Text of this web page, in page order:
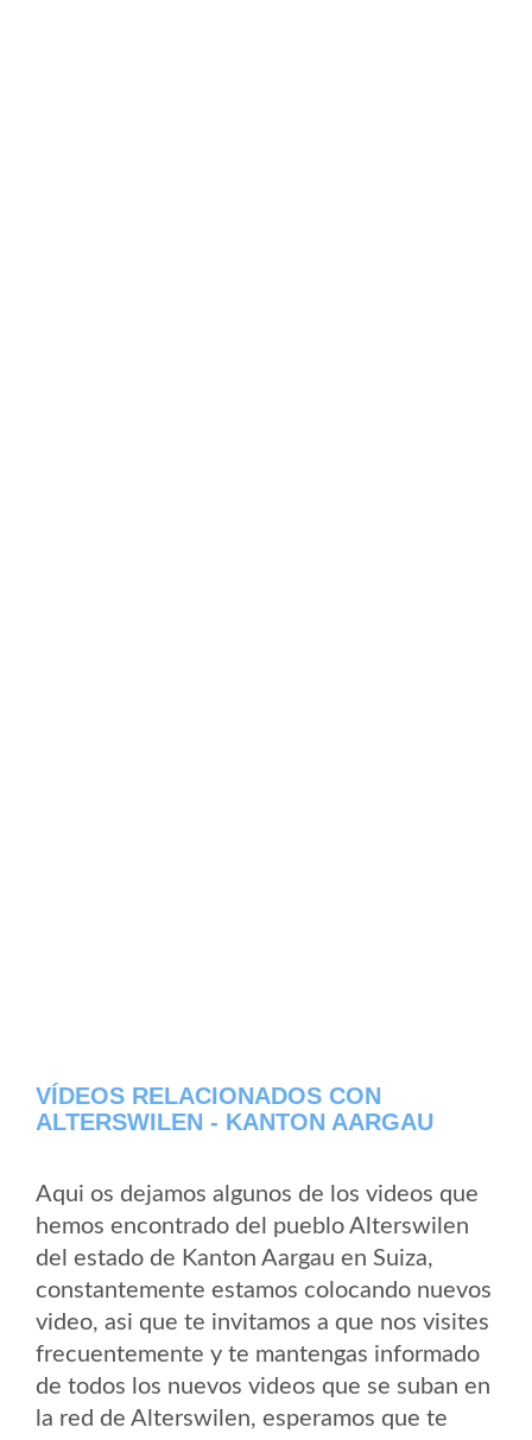
VÍDEOS RELACIONADOS CON
ALTERSWILEN - KANTON AARGAU
Aqui os dejamos algunos de los videos que
hemos encontrado del pueblo Alterswilen
del estado de Kanton Aargau en Suiza,
constantemente estamos colocando nuevos
video, asi que te invitamos a que nos visites
frecuentemente y te mantengas informado
de todos los nuevos videos que se suban en
la red de Alterswilen, esperamos que te